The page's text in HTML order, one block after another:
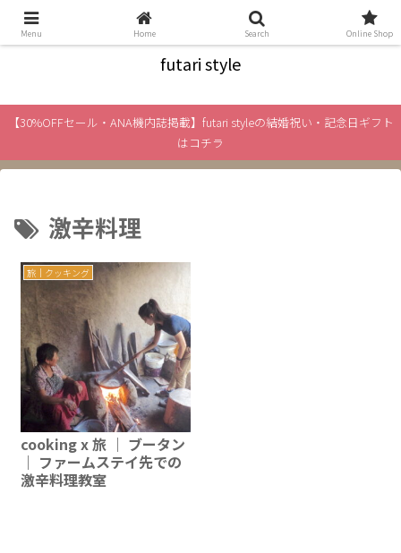
絆と旅をテーマに、「ふたり」のライフスタイル情報をお届け
futari style
【30%OFFセール・ANA機内誌掲載】futari styleの結婚祝い・記念日ギフト
はコチラ
激辛料理
旅｜クッキング
cooking x 旅 ｜ ブータン
｜ ファームステイ先での
激辛料理教室
Menu Home Search Online Shop